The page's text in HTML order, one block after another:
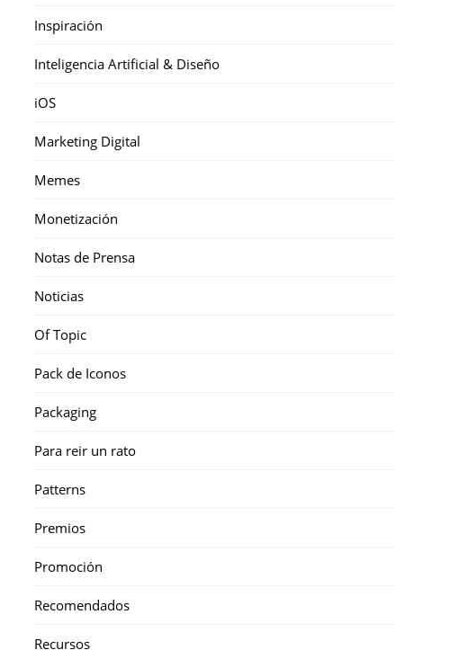
Inspiración
Inteligencia Artificial & Diseño
iOS
Marketing Digital
Memes
Monetización
Notas de Prensa
Noticias
Of Topic
Pack de Iconos
Packaging
Para reir un rato
Patterns
Premios
Promoción
Recomendados
Recursos